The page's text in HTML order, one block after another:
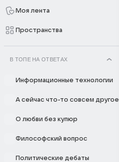
Моя лента
Пространства
В ТОПЕ НА ОТВЕТАХ
Информационные технологии
А сейчас что-то совсем другое
О любви без купюр
Философский вопрос
Политические дебаты